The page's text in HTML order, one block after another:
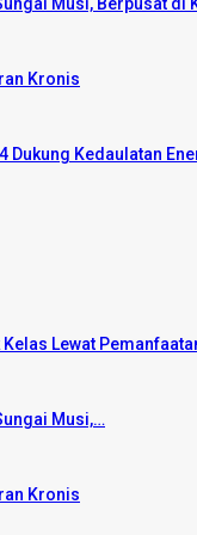
Kronis
Dukung Kedaulatan
Lewat
Musi,…
Kronis